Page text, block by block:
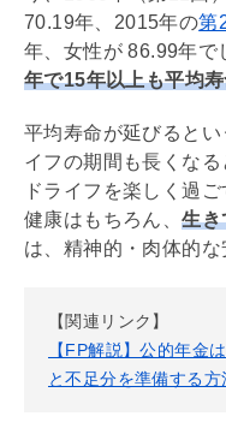
70.19年、2015年の第
年、女性が 86.99年で
年で15年以上も平均
平均寿命が延びると
イフの期間も長くな
ドライフを楽しく過
健康はもちろん、生き
は、精神的・肉体的な
【関連リンク】
【FP解説】公的年金
と不足分を準備する方